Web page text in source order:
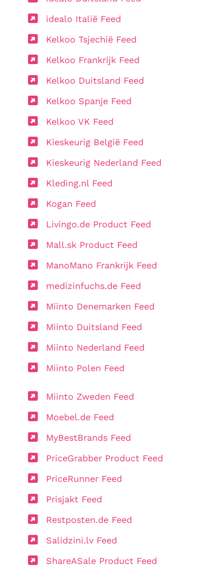
idealo Italië Feed
Kelkoo Tsjechië Feed
Kelkoo Frankrijk Feed
Kelkoo Duitsland Feed
Kelkoo Spanje Feed
Kelkoo VK Feed
Kieskeurig België Feed
Kieskeurig Nederland Feed
Kleding.nl Feed
Kogan Feed
Livingo.de Product Feed
Mall.sk Product Feed
ManoMano Frankrijk Feed
medizinfuchs.de Feed
Miinto Denemarken Feed
Miinto Duitsland Feed
Miinto Nederland Feed
Miinto Polen Feed
Miinto Zweden Feed
Moebel.de Feed
MyBestBrands Feed
PriceGrabber Product Feed
PriceRunner Feed
Prisjakt Feed
Restposten.de Feed
Salidzini.lv Feed
ShareASale Product Feed